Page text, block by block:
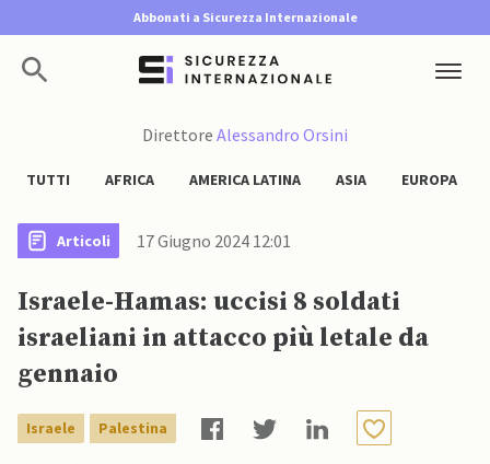
Abbonati a Sicurezza Internazionale
Direttore Alessandro Orsini
TUTTI AFRICA AMERICA LATINA ASIA EUROPA
Articoli 17 Giugno 2024 12:01
Israele-Hamas: uccisi 8 soldati
israeliani in attacco più letale da
gennaio
Israele Palestina